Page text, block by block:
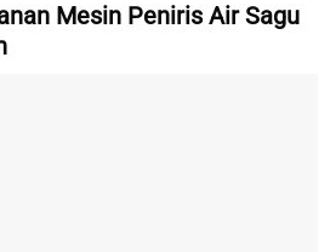
Mesin Peniris Air Sagu